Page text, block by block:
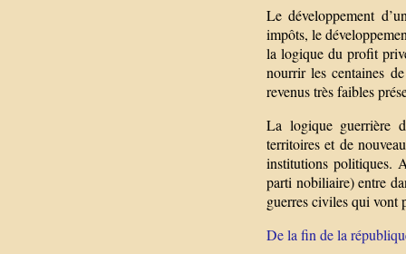
Le développement
impôts, le
la logique du profit
nourrir les centaines
revenus très faibles
La logique guerrière
territoires et de
institutions politiques.
parti nobiliaire) entre
guerres civiles qui vont
De la fin de la